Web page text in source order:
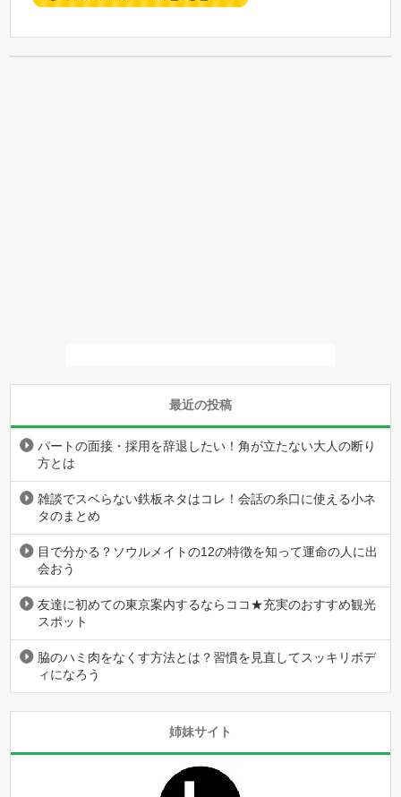
最近の投稿
パートの面接・採用を辞退したい！角が立たない大人の断り
方とは
雑談でスベらない鉄板ネタはコレ！会話の糸口に使える小ネ
タのまとめ
目で分かる？ソウルメイトの12の特徴を知って運命の人に出
会おう
友達に初めての東京案内するならココ★充実のおすすめ観光
スポット
脇のハミ肉をなくす方法とは？習慣を見直してスッキリボデ
ィになろう
姉妹サイト